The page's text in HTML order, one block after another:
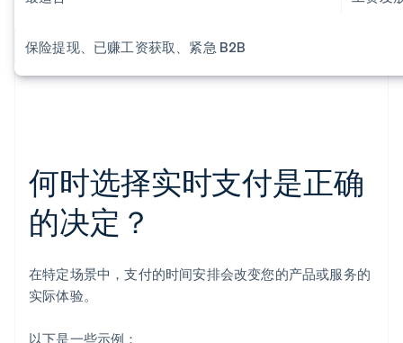
保险提现、已赚工资获取、紧急 B2B
何时选择实时支付是正确
的决定？
在特定场景中，支付的时间安排会改变您的产品或服务的
实际体验。
以下是一些示例：